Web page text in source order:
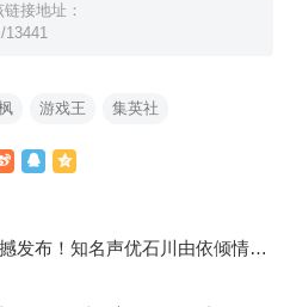
接地址：
游戏王 集英社
《彩色幸福》创刊五周年PV震撼发布！知名声优石川由依倾情献声